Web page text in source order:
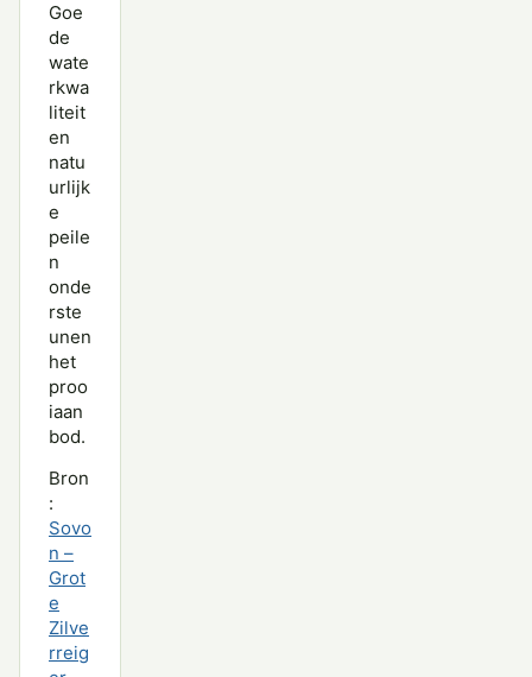
Goe
de
wate
rkwa
liteit
en
natu
urlijk
e
peile
n
onde
rste
unen
het
proo
iaan
bod.
Bron
:
Sovo
n –
Grot
e
Zilve
rreig